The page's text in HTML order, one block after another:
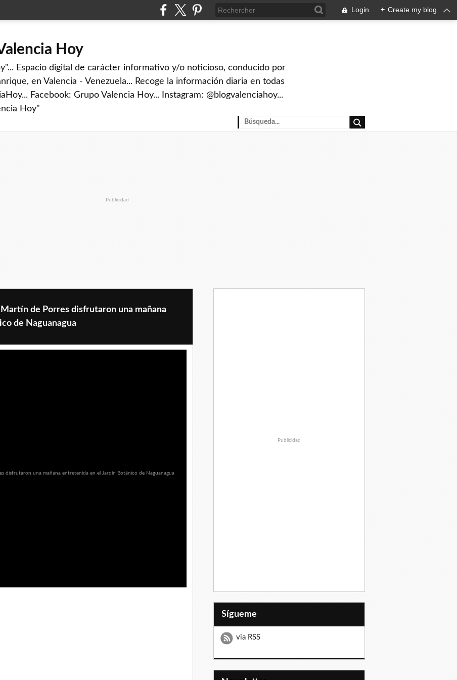
Login + Create my blog
Hoy
Espacio digital de carácter informativo y/o noticioso, conducido por
en Valencia - Venezuela... Recoge la información diaria en todas
Facebook: Grupo Valencia Hoy... Instagram: @blogvalenciahoy...
Hoy"
Publicidad
de Porres disfrutaron una mañana
de Naguanagua
Publicidad
Sígueme
via RSS